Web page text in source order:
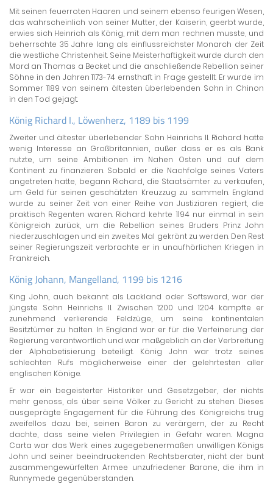
Mit seinen feuerroten Haaren und seinem ebenso feurigen Wesen,
das wahrscheinlich von seiner Mutter, der Kaiserin, geerbt wurde,
erwies sich Heinrich als König, mit dem man rechnen musste, und
beherrschte 35 Jahre lang als einflussreichster Monarch der Zeit
die westliche Christenheit. Seine Meisterhaftigkeit wurde durch den
Mord an Thomas a Becket und die anschließende Rebellion seiner
Söhne in den Jahren 1173-74 ernsthaft in Frage gestellt. Er wurde im
Sommer 1189 von seinem ältesten überlebenden Sohn in Chinon
in den Tod gejagt.
König Richard I., Löwenherz, 1189 bis 1199
Zweiter und ältester überlebender Sohn Heinrichs II. Richard hatte
wenig Interesse an Großbritannien, außer dass er es als Bank
nutzte, um seine Ambitionen im Nahen Osten und auf dem
Kontinent zu finanzieren. Sobald er die Nachfolge seines Vaters
angetreten hatte, begann Richard, die Staatsämter zu verkaufen,
um Geld für seinen geschätzten Kreuzzug zu sammeln. England
wurde zu seiner Zeit von einer Reihe von Justiziaren regiert, die
praktisch Regenten waren. Richard kehrte 1194 nur einmal in sein
Königreich zurück, um die Rebellion seines Bruders Prinz John
niederzuschlagen und ein zweites Mal gekrönt zu werden. Den Rest
seiner Regierungszeit verbrachte er in unaufhörlichen Kriegen in
Frankreich.
König Johann, Mangelland, 1199 bis 1216
King John, auch bekannt als Lackland oder Softsword, war der
jüngste Sohn Heinrichs II. Zwischen 1200 und 1204 kämpfte er
zunehmend verlierende Feldzüge, um seine kontinentalen
Besitztümer zu halten. In England war er für die Verfeinerung der
Regierung verantwortlich und war maßgeblich an der Verbreitung
der Alphabetisierung beteiligt. König John war trotz seines
schlechten Rufs möglicherweise einer der gelehrtesten aller
englischen Könige.
Er war ein begeisterter Historiker und Gesetzgeber, der nichts
mehr genoss, als über seine Völker zu Gericht zu stehen. Dieses
ausgeprägte Engagement für die Führung des Königreichs trug
zweifellos dazu bei, seinen Baron zu verärgern, der zu Recht
dachte, dass seine vielen Privilegien in Gefahr waren. Magna
Carta war das Werk eines zugegebenermaßen unwilligen Königs
John und seiner beeindruckenden Rechtsberater, nicht der bunt
zusammengewürfelten Armee unzufriedener Barone, die ihm in
Runnymede gegenüberstanden.